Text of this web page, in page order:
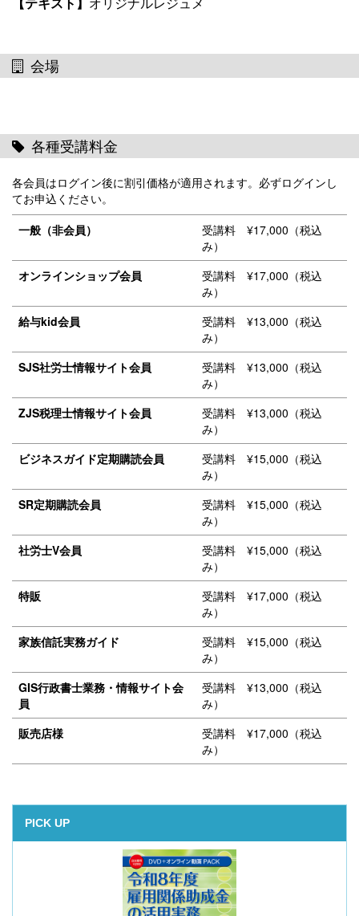
会場
各種受講料金
各会員はログイン後に割引価格が適用されます。必ずログインし
てお申込ください。
一般（非会員）
受講料 ¥17,000（税込
み）
オンラインショップ会員
受講料 ¥17,000（税込
み）
給与kid会員
受講料 ¥13,000（税込
み）
SJS社労士情報サイト会員
受講料 ¥13,000（税込
み）
ZJS税理士情報サイト会員
受講料 ¥13,000（税込
み）
ビジネスガイド定期購読会員
受講料 ¥15,000（税込
み）
SR定期購読会員
受講料 ¥15,000（税込
み）
社労士V会員
受講料 ¥15,000（税込
み）
特販
受講料 ¥17,000（税込
み）
家族信託実務ガイド
受講料 ¥15,000（税込
み）
GIS行政書士業務・情報サイト会
員
受講料 ¥13,000（税込
み）
販売店様
受講料 ¥17,000（税込
み）
PICK UP